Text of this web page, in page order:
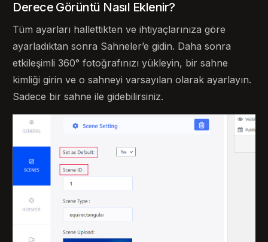
Derece Görüntü Nasıl Eklenir?
Tüm ayarları hallettikten ve ihtiyaçlarınıza göre
ayarladıktan sonra Sahneler’e gidin. Daha sonra
etkileşimli 360° fotoğrafınızı yükleyin, bir sahne
kimliği girin ve o sahneyi varsayılan olarak ayarlayın.
Sadece bir sahne ile gidebilirsiniz.